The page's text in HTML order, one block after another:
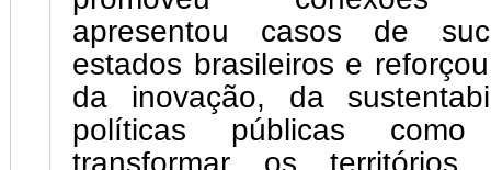
apresentou casos de
estados brasileiros e
da inovação, da
políticas públicas
transformar os territórios